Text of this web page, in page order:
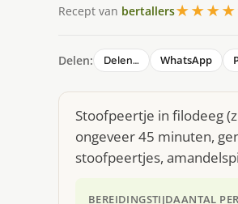
Recept van bertallers
Delen: Delen… WhatsApp
Stoofpeertje in filodeeg
ongeveer 45 minuten,
stoofpeertjes,
BEREIDINGSTIJDAANTAL